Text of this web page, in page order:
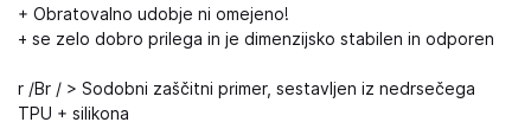
+ Obratovalno udobje ni omejeno!
+ se zelo dobro prilega in je dimenzijsko stabilen in odporen
r /Br / > Sodobni zaščitni primer, sestavljen iz nedrsečega
TPU + silikona